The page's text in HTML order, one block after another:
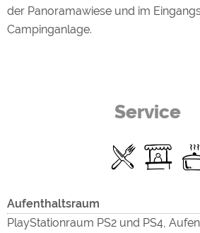
der Panoramawiese und im
Campinganlage.
Service
Aufenthaltsraum
PlayStationraum PS2 und PS4,